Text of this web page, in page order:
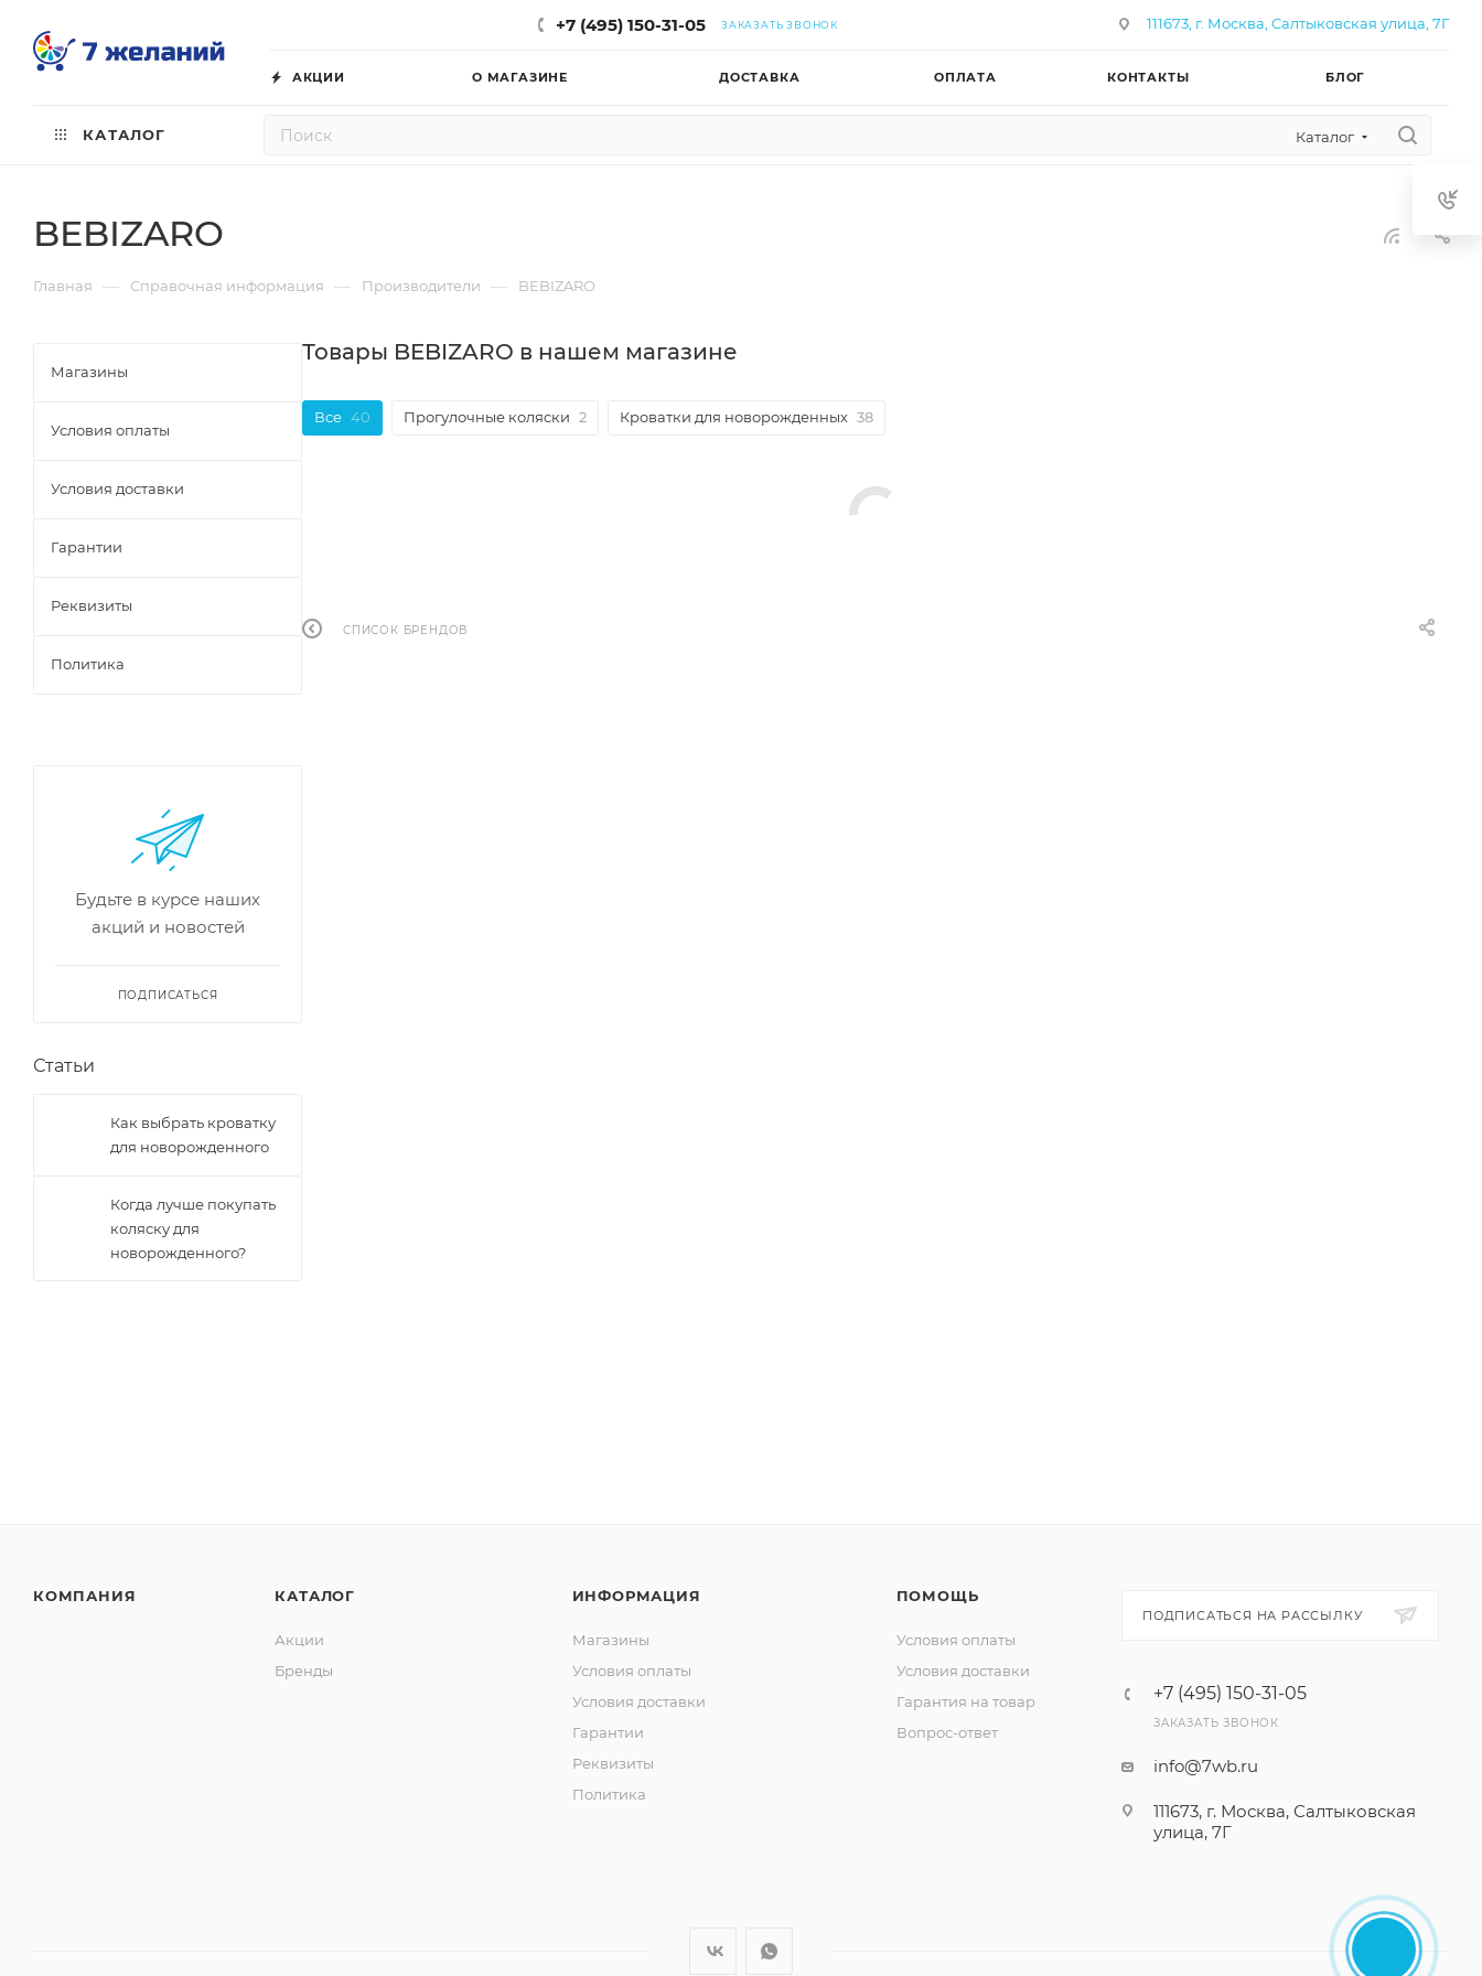
+7 (495) 150-31-05 ЗАКАЗАТЬ ЗВОНОК 111673, г. Москва, Салтыковская улица, 7Г
АКЦИИ О МАГАЗИНЕ ДОСТАВКА ОПЛАТА КОНТАКТЫ БЛОГ
КАТАЛОГ Каталог
BEBIZARO
Главная — Справочная информация — Производители — BEBIZARO
Товары BEBIZARO в нашем магазине
Все 40 Прогулочные коляски 2 Кроватки для новорожденных 38
СПИСОК БРЕНДОВ
Магазины
Условия оплаты
Условия доставки
Гарантии
Реквизиты
Политика
Будьте в курсе наших
акций и новостей
ПОДПИСАТЬСЯ
Статьи
Как выбрать кроватку
для новорожденного
Когда лучше покупать
коляску для
новорожденного?
КОМПАНИЯ КАТАЛОГ
Акции
Бренды
ИНФОРМАЦИЯ
Магазины
Условия оплаты
Условия доставки
Гарантии
Реквизиты
Политика
ПОМОЩЬ
Условия оплаты
Условия доставки
Гарантия на товар
Вопрос-ответ
ПОДПИСАТЬСЯ НА РАССЫЛКУ
+7 (495) 150-31-05
ЗАКАЗАТЬ ЗВОНОК
info@7wb.ru
111673, г. Москва, Салтыковская
улица, 7Г